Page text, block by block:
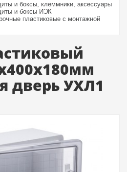
и боксы, клеммники, аксессуары
и боксы ИЭК
пластиковые с монтажной
дверь УХЛ1